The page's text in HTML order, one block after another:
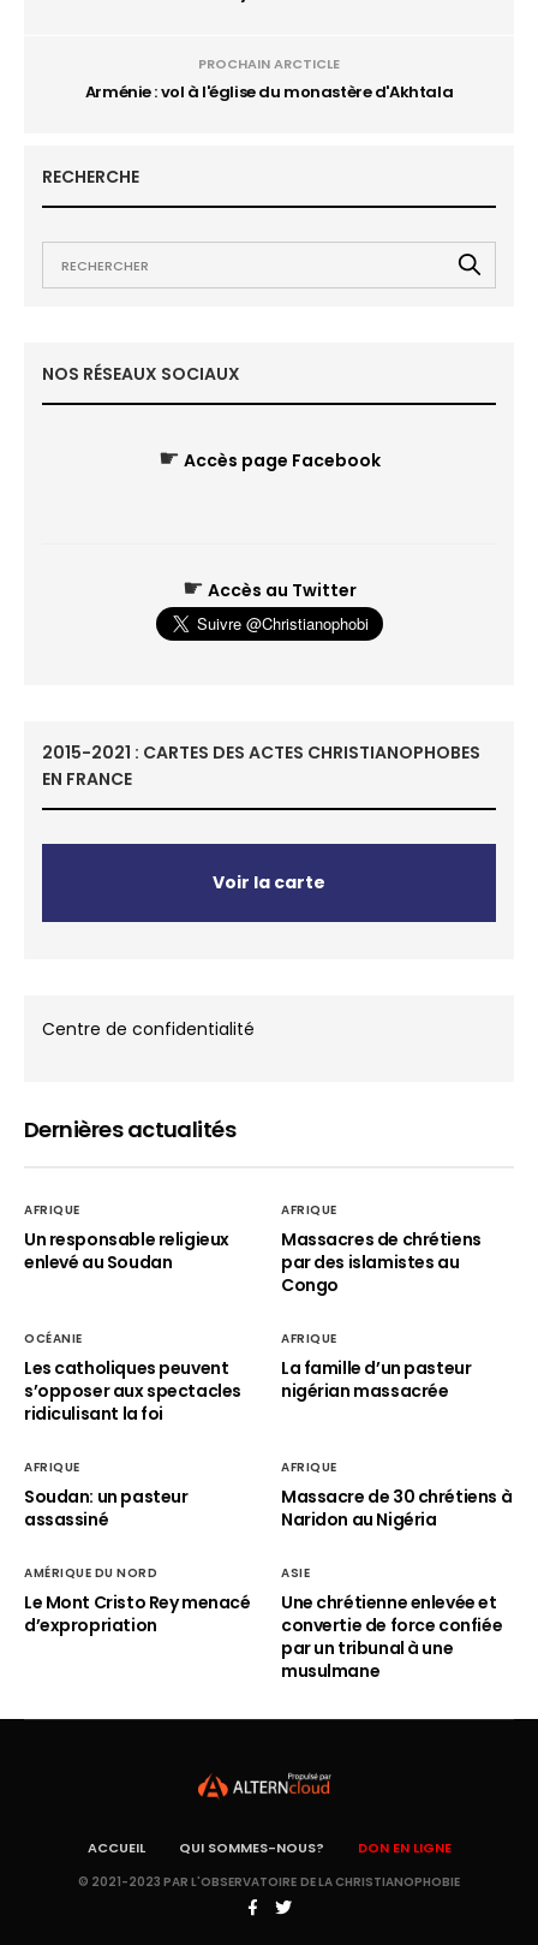
PROCHAIN ARCTICLE
Arménie : vol à l'église du monastère d'Akhtala
RECHERCHE
NOS RÉSEAUX SOCIAUX
☛ Accès page Facebook
☛ Accès au Twitter
2015-2021 : CARTES DES ACTES CHRISTIANOPHOBES
EN FRANCE
Voir la carte
Centre de confidentialité
Dernières actualités
AFRIQUE
Un responsable religieux
enlevé au Soudan
AFRIQUE
Massacres de chrétiens
par des islamistes au
Congo
OCÉANIE
Les catholiques peuvent
s’opposer aux spectacles
ridiculisant la foi
AFRIQUE
La famille d’un pasteur
nigérian massacrée
AFRIQUE
Soudan: un pasteur
assassiné
AFRIQUE
Massacre de 30 chrétiens à
Naridon au Nigéria
AMÉRIQUE DU NORD
Le Mont Cristo Rey menacé
d’expropriation
ASIE
Une chrétienne enlevée et
convertie de force confiée
par un tribunal à une
musulmane
ACCUEIL QUI SOMMES-NOUS? DON EN LIGNE
© 2021-2023 PAR L'OBSERVATOIRE DE LA CHRISTIANOPHOBIE